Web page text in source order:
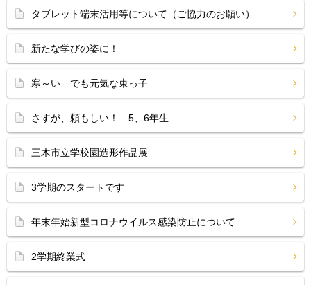
タブレット端末活用等について（ご協力のお願い）
新たな学びの姿に！
寒～い でも元気な東っ子
さすが、頼もしい！ 5、6年生
三木市立学校園造形作品展
3学期のスタートです
年末年始新型コロナウイルス感染防止について
2学期終業式